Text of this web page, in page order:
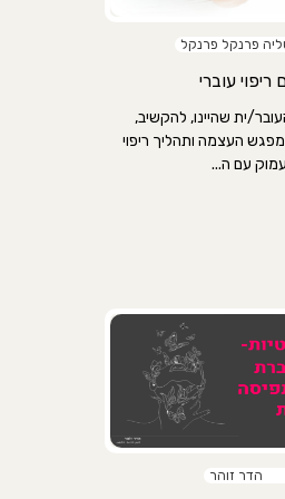
פרנקל פרנקל
ריפוי עוברי
ית שהיינו, להקשיב,
העצמה ותהליך ריפוי
עמוק עם ה...
הדר זוהר